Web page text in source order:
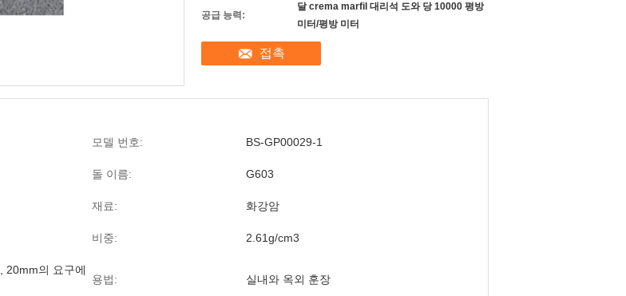
공급 능력:
달 crema marfil 대리석 도와 당 10000 평방
미터/평방 미터
접촉
모델 번호: BS-GP00029-1
돌 이름: G603
재료: 화강암
비중: 2.61g/cm3
20mm의 요구에
용법: 실내와 옥외 훈장